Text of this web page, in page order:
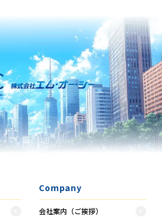
Company
会社案内（ご挨拶）